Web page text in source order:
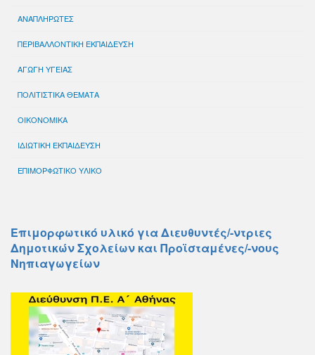
ΑΝΑΠΛΗΡΩΤΕΣ
ΠΕΡΙΒΑΛΛΟΝΤΙΚΗ ΕΚΠΑΙΔΕΥΣΗ
ΑΓΩΓΗ ΥΓΕΙΑΣ
ΠΟΛΙΤΙΣΤΙΚΑ ΘΕΜΑΤΑ
ΟΙΚΟΝΟΜΙΚΑ
ΙΔΙΩΤΙΚΗ ΕΚΠΑΙΔΕΥΣΗ
ΕΠΙΜΟΡΦΩΤΙΚΟ ΥΛΙΚΟ
Επιμορφωτικό υλικό για Διευθυντές/-ντριες
Δημοτικών Σχολείων και Προϊσταμένες/-νους
Νηπιαγωγείων